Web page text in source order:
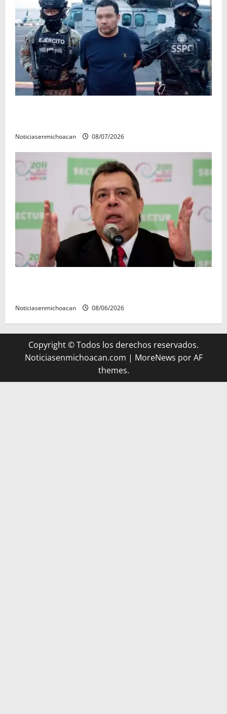
Noticiasenmichoacan 08/07/2026
Noticiasenmichoacan 08/06/2026
Copyright © Todos los derechos reservados.
Noticiasenmichoacan.com | MoreNews por AF
themes.